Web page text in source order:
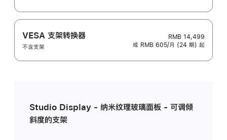
VESA 支架转换器
不含支架
RMB 14,499
或 RMB 605/月 (24 期) 起
Studio Display - 纳米纹理玻璃面板 - 可调倾
斜度的支架